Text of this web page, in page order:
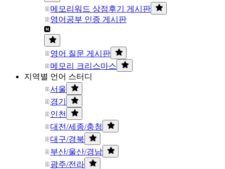
메모리워드 상점후기 게시판
영어공부 인증 게시판
영어 질문 게시판
메모리 크리스마스
지역별 언어 스터디
서울
경기
인천
대전/세종/충청
대구/경북
부산/울산/경남
광주/전라